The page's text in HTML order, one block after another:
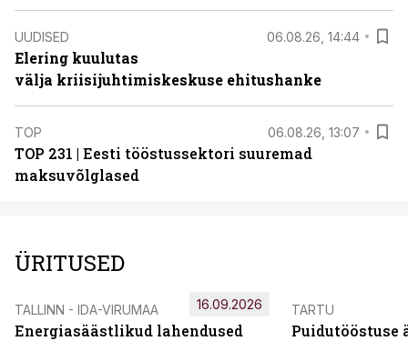
UUDISED 06.08.26, 14:44
Elering kuulutas
välja kriisijuhtimiskeskuse ehitushanke
TOP 06.08.26, 13:07
TOP 231 | Eesti tööstussektori suuremad
maksuvõlglased
ÜRITUSED
TALLINN - IDA-VIRUMAA
Energiasäästlikud lahendused
16.09.2026 TARTU
Puidutööstuse